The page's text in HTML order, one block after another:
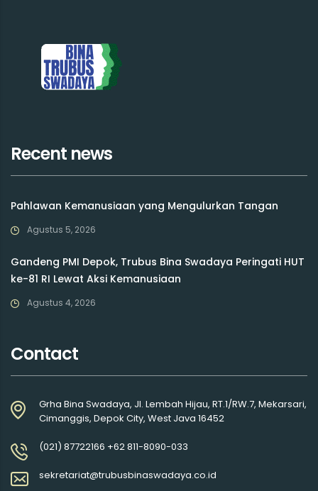
Recent news
Pahlawan Kemanusiaan yang Mengulurkan Tangan
Agustus 5, 2026
Gandeng PMI Depok, Trubus Bina Swadaya Peringati HUT
ke-81 RI Lewat Aksi Kemanusiaan
Agustus 4, 2026
Contact
Grha Bina Swadaya, Jl. Lembah Hijau, RT.1/RW.7, Mekarsari,
Cimanggis, Depok City, West Java 16452
(021) 87722166 +62 811-8090-033
sekretariat@trubusbinaswadaya.co.id